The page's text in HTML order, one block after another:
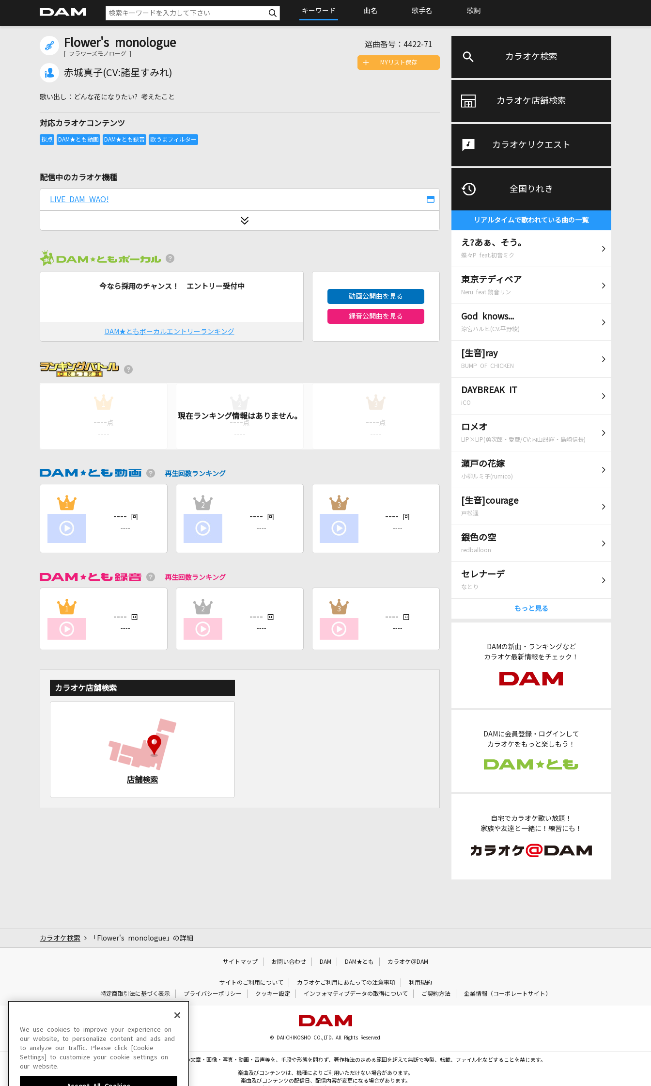
キーワード 曲名 歌手名 歌詞
カラオケ検索
カラオケ店舗検索
カラオケリクエスト
全国りれき
リアルタイムで歌われている曲の一覧
え?あぁ、そう。
蝶々P feat.初音ミク
東京テディベア
Neru feat.鏡音リン
God knows...
涼宮ハルヒ(CV.平野綾)
[生音]ray
BUMP OF CHICKEN
DAYBREAK IT
iCO
ロメオ
LIP×LIP(勇次郎・愛蔵/CV:内山昂輝・島崎信長)
瀬戸の花嫁
小柳ルミ子(rumico)
[生音]courage
戸松遥
銀色の空
redballoon
セレナーデ
なとり
もっと見る
DAMの新曲・ランキングなど
カラオケ最新情報をチェック！
DAMに会員登録・ログインして
カラオケをもっと楽しもう！
自宅でカラオケ歌い放題！
家族や友達と一緒に！練習にも！
Flower's monologue
[ フラワーズモノローグ ]
赤城真子(CV:諸星すみれ)
選曲番号： 4422-71
どんな花になりたい? 考えたこと
対応カラオケコンテンツ
MYリスト保存
配信中のカラオケ機種
LIVE DAM WAO!
今なら採用のチャンス！ エントリー受付中
DAM★ともボーカルエントリーランキング
動画公開曲を見る
録音公開曲を見る
1
---- 点
----
---- 点
----
3
---- 点
----
再生回数ランキング
1
---- 回
----
2
---- 回
----
3
---- 回
----
再生回数ランキング
1
---- 回
----
2
---- 回
----
3
---- 回
----
カラオケ店舗検索
店舗検索
カラオケ検索 「Flower's monologue」の詳細
サイトマップ お問い合わせ DAM DAM★とも カラオケ＠DAM
サイトのご利用について カラオケご利用にあたっての注意事項
利用規約
特定商取引法に基づく表示
プライバシーポリシー クッキー設定 インフォマティブデータの取得について ご契約方法 企業情報（コーポレートサイト）
© DAIICHIKOSHO CO.,LTD. All Rights Reserved.
このサイトに掲載されている一切の文章・画像・写真・動画・音声等を、手段や形態を問わず、著作権法の定める範囲を超えて無断で複製、転載、ファイル化などすることを禁じます。
楽曲及びコンテンツは、機種によりご利用いただけない場合があります。
楽曲及びコンテンツの配信日、配信内容が変更になる場合があります。
We use cookies to improve your experience on
our website, to personalize content and ads and
to analyze our traffic. Please click [Cookie
Settings] to customize your cookie settings on
our website.